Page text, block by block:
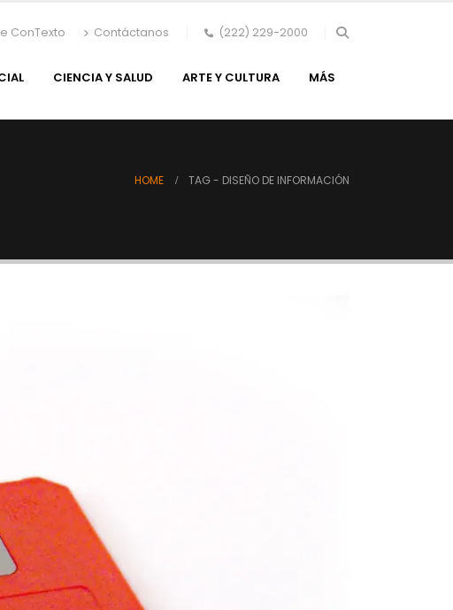
ConTexto Contáctanos (222) 229-2000
CIENCIA Y SALUD ARTE Y CULTURA MÁS
HOME TAG - DISEÑO DE INFORMACIÓN